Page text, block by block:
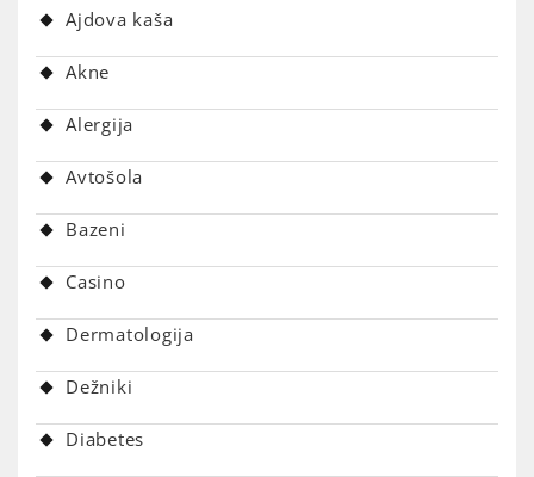
Ajdova kaša
Akne
Alergija
Avtošola
Bazeni
Casino
Dermatologija
Dežniki
Diabetes